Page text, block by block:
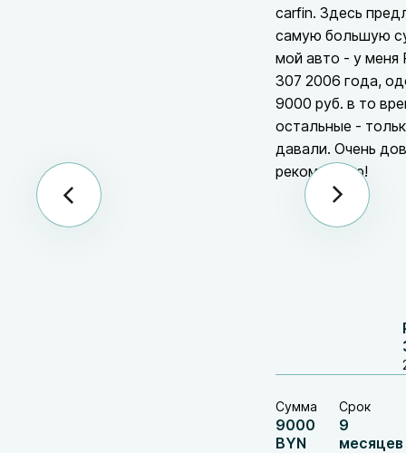
carfin. Здесь
самую большую
мой авто - у меня
307 2006 года,
9000 руб. в то
остальные -
давали. Очень
рекомендую!
Сумма
9000
BYN
Срок
9
месяцев